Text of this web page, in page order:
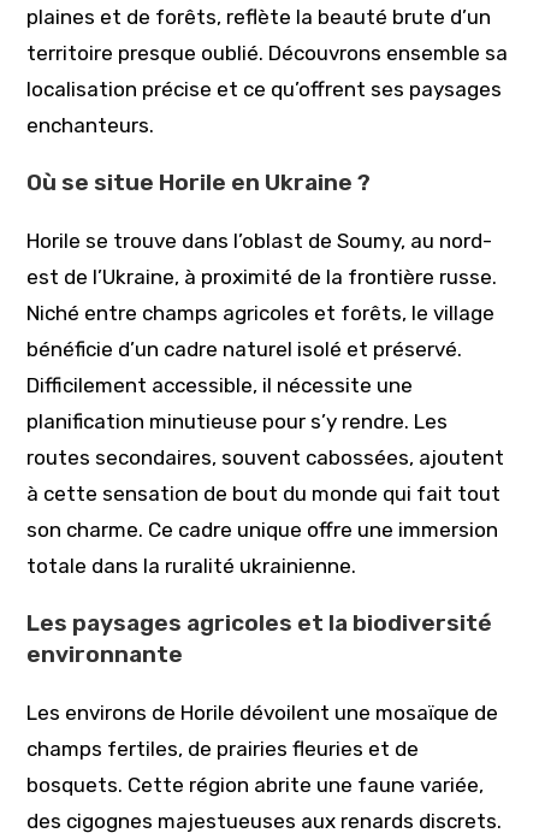
plaines et de forêts, reflète la beauté brute d’un
territoire presque oublié. Découvrons ensemble sa
localisation précise et ce qu’offrent ses paysages
enchanteurs.
Où se situe Horile en Ukraine ?
Horile se trouve dans l’oblast de Soumy, au nord-
est de l’Ukraine, à proximité de la frontière russe.
Niché entre champs agricoles et forêts, le village
bénéficie d’un cadre naturel isolé et préservé.
Difficilement accessible, il nécessite une
planification minutieuse pour s’y rendre. Les
routes secondaires, souvent cabossées, ajoutent
à cette sensation de bout du monde qui fait tout
son charme. Ce cadre unique offre une immersion
totale dans la ruralité ukrainienne.
Les paysages agricoles et la biodiversité
environnante
Les environs de Horile dévoilent une mosaïque de
champs fertiles, de prairies fleuries et de
bosquets. Cette région abrite une faune variée,
des cigognes majestueuses aux renards discrets.